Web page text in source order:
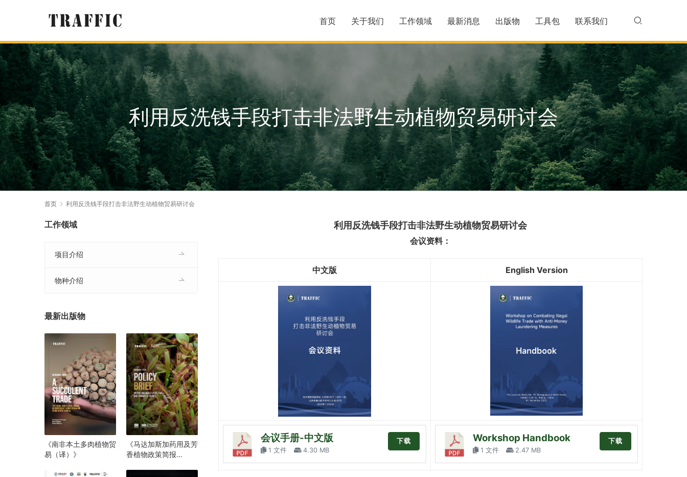
首页 关于我们 工作领域 最新消息 出版物 工具包 联系我们
利用反洗钱手段打击非法野生动植物贸易研讨会
首页 利用反洗钱手段打击非法野生动植物贸易研讨会
利用反洗钱手段打击非法野生动植物贸易研讨会
会议资料：
中文版 English Version
会议手册-中文版
1 文件 4.30 MB
下载 Workshop Handbook
1 文件 2.47 MB
下载
工作领域
项目介绍
物种介绍
最新出版物
《南非本土多肉植物贸
易（译）》
《马达加斯加药用及芳
香植物政策简报